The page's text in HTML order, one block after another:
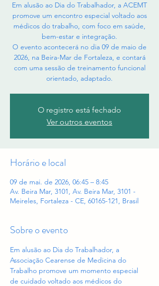
Em alusão ao Dia do Trabalhador, a ACEMT
promove um encontro especial voltado aos
médicos do trabalho, com foco em saúde,
bem-estar e integração.
O evento acontecerá no dia 09 de maio de
2026, na Beira-Mar de Fortaleza, e contará
com uma sessão de treinamento funcional
orientado, adaptado.
O registro está fechado
Ver outros eventos
Horário e local
09 de mai. de 2026, 06:45 – 8:45
Av. Beira Mar, 3101, Av. Beira Mar, 3101 -
Meireles, Fortaleza - CE, 60165-121, Brasil
Sobre o evento
Em alusão ao Dia do Trabalhador, a
Associação Cearense de Medicina do
Trabalho promove um momento especial
de cuidado voltado aos médicos do